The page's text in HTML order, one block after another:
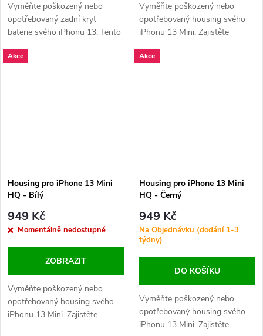
Vyměňte poškozený nebo
opotřebovaný zadní kryt
baterie svého iPhonu 13. Tento
náhradní kryt se zvětšeným
otvorem na kameru zajistí
Vyměňte poškozený nebo
opotřebovaný housing svého
iPhonu 13 Mini. Zajistěte
perfektní vzhled a ochranu
vnitřních komponent vašeho
Akce
Housing pro iPhone 13 Mini
HQ - Bílý
949 Kč
Momentálně nedostupné
ZOBRAZIT
Vyměňte poškozený nebo
opotřebovaný housing svého
iPhonu 13 Mini. Zajistěte
Akce
Housing pro iPhone 13 Mini
HQ - Černý
949 Kč
Na Objednávku (dodání 1-3
týdny)
DO KOŠÍKU
Vyměňte poškozený nebo
opotřebovaný housing svého
iPhonu 13 Mini. Zajistěte